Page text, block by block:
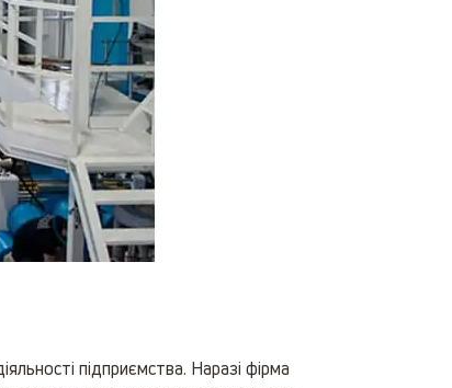
підприємства. Наразі фірма